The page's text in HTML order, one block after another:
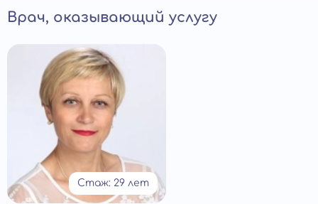
Врач, оказывающий услугу
Стаж: 29 лет